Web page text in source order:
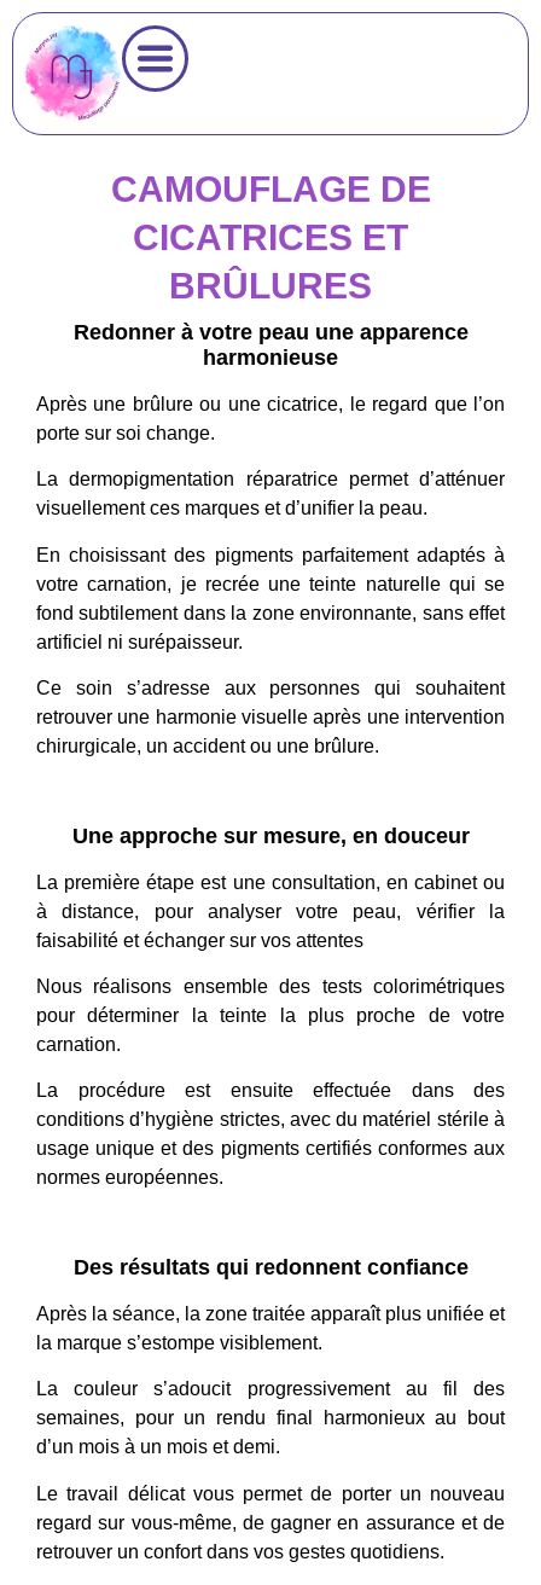
CAMOUFLAGE DE
CICATRICES ET
BRÛLURES
Redonner à votre peau une apparence
harmonieuse
Après une brûlure ou une cicatrice, le regard que l’on
porte sur soi change.
La dermopigmentation réparatrice permet d’atténuer
visuellement ces marques et d’unifier la peau.
En choisissant des pigments parfaitement adaptés à
votre carnation, je recrée une teinte naturelle qui se
fond subtilement dans la zone environnante, sans effet
artificiel ni surépaisseur.
Ce soin s’adresse aux personnes qui souhaitent
retrouver une harmonie visuelle après une intervention
chirurgicale, un accident ou une brûlure.
Une approche sur mesure, en douceur
La première étape est une consultation, en cabinet ou
à distance, pour analyser votre peau, vérifier la
faisabilité et échanger sur vos attentes
Nous réalisons ensemble des tests colorimétriques
pour déterminer la teinte la plus proche de votre
carnation.
La procédure est ensuite effectuée dans des
conditions d’hygiène strictes, avec du matériel stérile à
usage unique et des pigments certifiés conformes aux
normes européennes.
Des résultats qui redonnent confiance
Après la séance, la zone traitée apparaît plus unifiée et
la marque s’estompe visiblement.
La couleur s’adoucit progressivement au fil des
semaines, pour un rendu final harmonieux au bout
d’un mois à un mois et demi.
Le travail délicat vous permet de porter un nouveau
regard sur vous-même, de gagner en assurance et de
retrouver un confort dans vos gestes quotidiens.